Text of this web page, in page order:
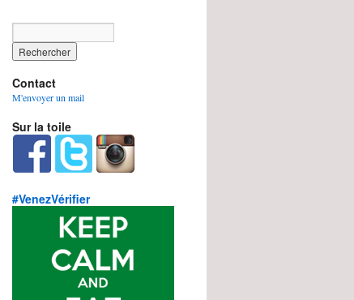
Contact
M'envoyer un mail
Sur la toile
#VenezVérifier